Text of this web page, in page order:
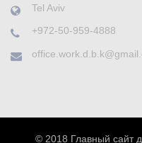
Tel Aviv
+972-50-959-4888
© 2018 Главный сайт